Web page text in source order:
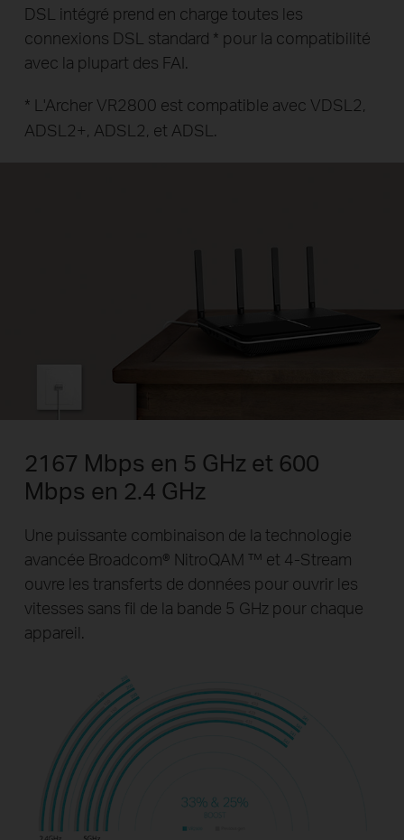
DSL intégré prend en charge toutes les
connexions DSL standard * pour la compatibilité
avec la plupart des FAI.
* L'Archer VR2800 est compatible avec VDSL2,
ADSL2+, ADSL2, et ADSL.
2167 Mbps en 5 GHz et 600
Mbps en 2.4 GHz
Une puissante combinaison de la technologie
avancée Broadcom® NitroQAM ™ et 4-Stream
ouvre les transferts de données pour ouvrir les
vitesses sans fil de la bande 5 GHz pour chaque
appareil.